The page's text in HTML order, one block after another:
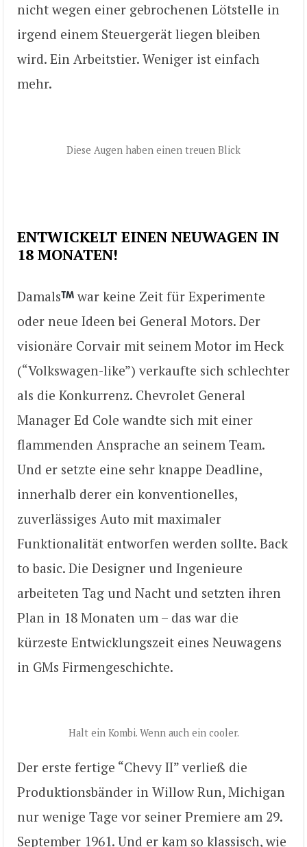
nicht wegen einer gebrochenen Lötstelle in
irgend einem Steuergerät liegen bleiben
wird. Ein Arbeitstier. Weniger ist einfach
mehr.
Diese Augen haben einen treuen Blick
ENTWICKELT EINEN NEUWAGEN IN
18 MONATEN!
Damals
war keine Zeit für Experimente
oder neue Ideen bei General Motors. Der
visionäre Corvair mit seinem Motor im Heck
(“Volkswagen-like”) verkaufte sich schlechter
als die Konkurrenz. Chevrolet General
Manager Ed Cole wandte sich mit einer
flammenden Ansprache an seinem Team.
Und er setzte eine sehr knappe Deadline,
innerhalb derer ein konventionelles,
zuverlässiges Auto mit maximaler
Funktionalität entworfen werden sollte. Back
to basic. Die Designer und Ingenieure
arbeiteten Tag und Nacht und setzten ihren
Plan in 18 Monaten um – das war die
kürzeste Entwicklungszeit eines Neuwagens
in GMs Firmengeschichte.
Halt ein Kombi. Wenn auch ein cooler.
Der erste fertige “Chevy II” verließ die
Produktionsbänder in Willow Run, Michigan
nur wenige Tage vor seiner Premiere am 29.
September 1961. Und er kam so klassisch, wie